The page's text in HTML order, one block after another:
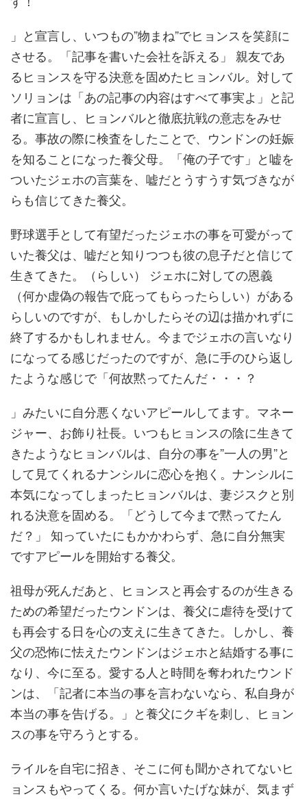
」と宣言し、いつもの”物まね”でヒョンスを笑顔に
させる。「記事を書いた会社を訴える」 親友であ
るヒョンスを守る決意を固めたヒョンバル。対して
ソリョンは「あの記事の内容はすべて事実よ」と記
者に宣言し、ヒョンバルと徹底抗戦の意志をみせ
る。事故の際に検査をしたことで、ウンドンの妊娠
を知ることになった養父母。「俺の子です」と嘘を
ついたジェホの言葉を、嘘だとうすうす気づきなが
らも信じてきた養父。
野球選手として有望だったジェホの事を可愛がって
いた養父は、嘘だと知りつつも彼の息子だと信じて
生きてきた。（らしい） ジェホに対しての恩義
（何か虚偽の報告で庇ってもらったらしい）がある
らしいのですが、もしかしたらその辺は描かれずに
終了するかもしれません。今までジェホの言いなり
になってる感じだったのですが、急に手のひら返し
たような感じで「何故黙ってたんだ・・・？
」みたいに自分悪くないアピールしてます。マネー
ジャー、お飾り社長。いつもヒョンスの陰に生きて
きたようなヒョンバルは、自分の事を”一人の男”と
して見てくれるナンシルに恋心を抱く。ナンシルに
本気になってしまったヒョンバルは、妻ジスクと別
れる決意を固める。「どうして今まで黙ってたん
だ？」 知っていたにもかかわらず、急に自分無実
ですアピールを開始する養父。
祖母が死んだあと、ヒョンスと再会するのが生きる
ための希望だったウンドンは、養父に虐待を受けて
も再会する日を心の支えに生きてきた。しかし、養
父の恐怖に怯えたウンドンはジェホと結婚する事に
なり、今に至る。愛する人と時間を奪われたウンド
ンは、「記者に本当の事を言わないなら、私自身が
本当の事を告げる。」と養父にクギを刺し、ヒョン
スの事を守ろうとする。
ライルを自宅に招き、そこに何も聞かされてないヒ
ョンスもやってくる。何か言いたげな妹が、気まず